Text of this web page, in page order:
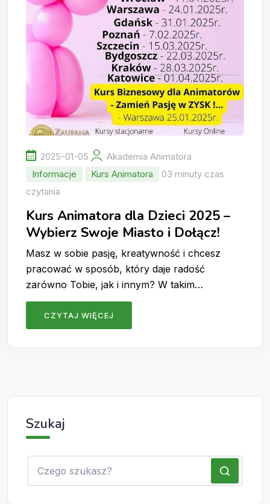
2025-01-05
Akademia Animatora
Informacje
Kurs Animatora
03 minuty czas
czytania
Kurs Animatora dla Dzieci 2025 –
Wybierz Swoje Miasto i Dołącz!
Masz w sobie pasję, kreatywność i chcesz
pracować w sposób, który daje radość
zarówno Tobie, jak i innym? W takim…
CZYTAJ WIĘCEJ
Szukaj